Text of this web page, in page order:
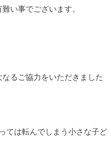
い事でございます。
るご協力をいただきました
ては転んでしまう小さな子ど